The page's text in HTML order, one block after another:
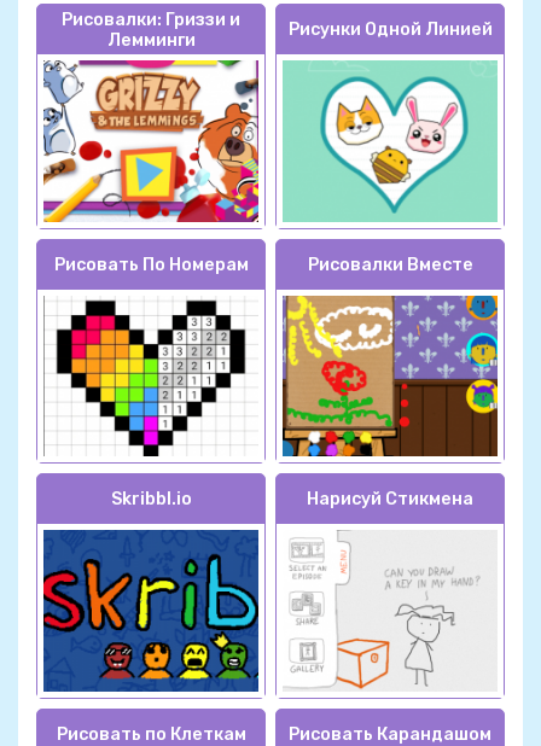
Рисовалки: Гриззи и
Лемминги
Рисунки Одной Линией
Рисовать По Номерам Рисовалки Вместе
Skribbl.io Нарисуй Стикмена
Рисовать по Клеткам Рисовать Карандашом